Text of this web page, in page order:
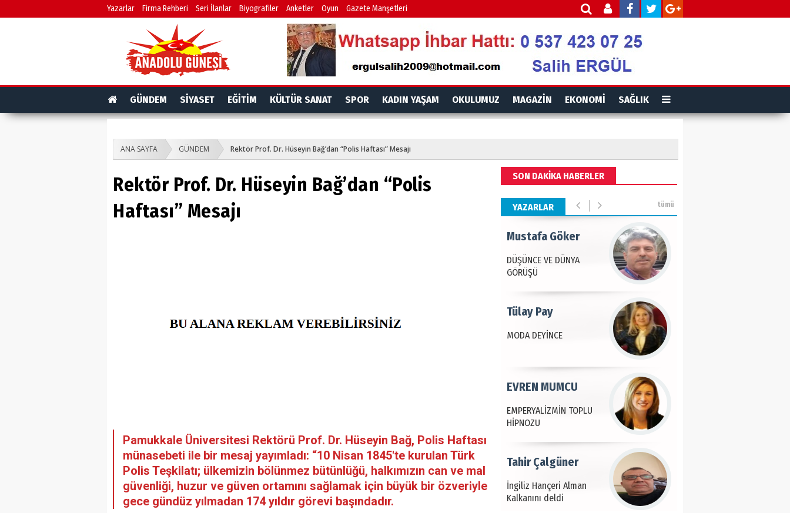
Yazarlar Firma Rehberi Seri İlanlar Biyografiler Anketler Oyun Gazete Manşetleri
GÜNDEM SİYASET EĞİTİM KÜLTÜR SANAT SPOR KADIN YAŞAM OKULUMUZ MAGAZİN EKONOMİ SAĞLIK
ANA SAYFA GÜNDEM Rektör Prof. Dr. Hüseyin Bağ’dan “Polis Haftası” Mesajı
Rektör Prof. Dr. Hüseyin Bağ’dan “Polis
Haftası” Mesajı
Pamukkale Üniversitesi Rektörü Prof. Dr. Hüseyin Bağ, Polis Haftası
münasebeti ile bir mesaj yayımladı: “10 Nisan 1845'te kurulan Türk
Polis Teşkilatı; ülkemizin bölünmez bütünlüğü, halkımızın can ve mal
güvenliği, huzur ve güven ortamını sağlamak için büyük bir özveriyle
gece gündüz yılmadan 174 yıldır görevi başındadır.
SON DAKİKA HABERLER
YAZARLAR tümü
EMPERYALİZM, UŞAKLARINA
AÇIK DESTEK VERİYOR…
DÜNYA DÜZENİ
Mesut Gencer
ANADOLU BASIN YAYIN
BİRLİĞİ
Alaeddin Usta
DÜŞÜNCE VE DÜNYA
GÖRÜŞÜ
Mustafa Göker
MODA DEYİNCE
Tülay Pay
EMPERYALİZMİN TOPLU
HİPNOZU
EVREN MUMCU
İngiliz Hançeri Alman
Kalkanını deldi
Tahir Çalgüner